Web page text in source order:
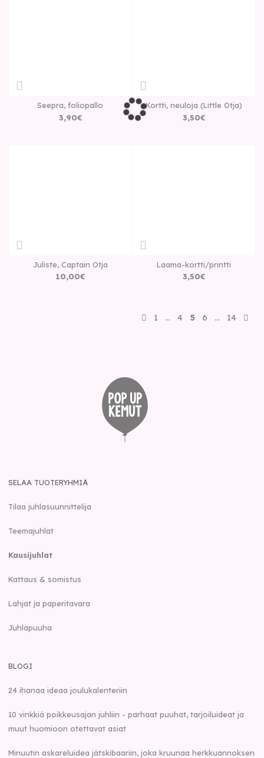
Seepra, foliopallo
3,90€
Kortti, neuloja (Little Otja)
3,50€
Juliste, Captain Otja
10,00€
Laama-kortti/printti
3,50€
1 … 4 5 6 … 14
SELAA TUOTERYHMIÄ
Tilaa juhlasuunnittelija
Teemajuhlat
Kausijuhlat
Kattaus & somistus
Lahjat ja paperitavara
Juhlapuuha
BLOGI
24 ihanaa ideaa joulukalenteriin
10 vinkkiä poikkeusajan juhliin - parhaat puuhat, tarjoiluideat ja
muut huomioon otettavat asiat
Minuutin askareluidea jätskibaariin, joka kruunaa herkkuannoksen